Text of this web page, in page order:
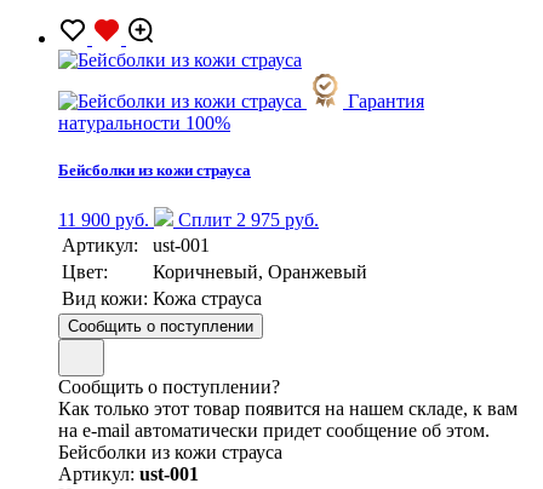
Гарантия
натуральности 100%
Бейсболки из кожи страуса
11 900 руб.
Сплит 2 975 руб.
Артикул:
ust-001
Цвет:
Коричневый, Оранжевый
Вид кожи: Кожа страуса
Сообщить о поступлении
Сообщить о поступлении?
Как только этот товар появится на нашем складе, к вам
на e-mail автоматически придет сообщение об этом.
Бейсболки из кожи страуса
Артикул: ust-001